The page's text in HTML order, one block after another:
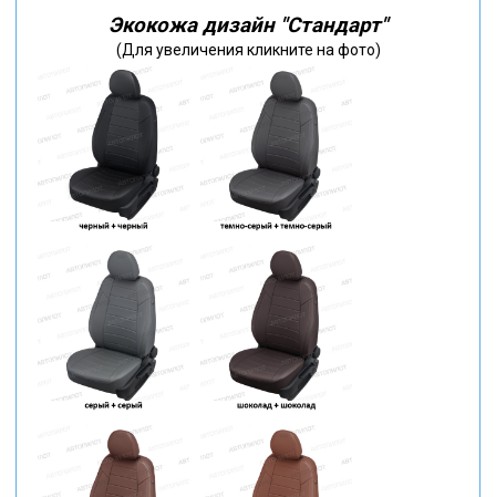
Экокожа дизайн "Стандарт"
(Для увеличения кликните на фото)